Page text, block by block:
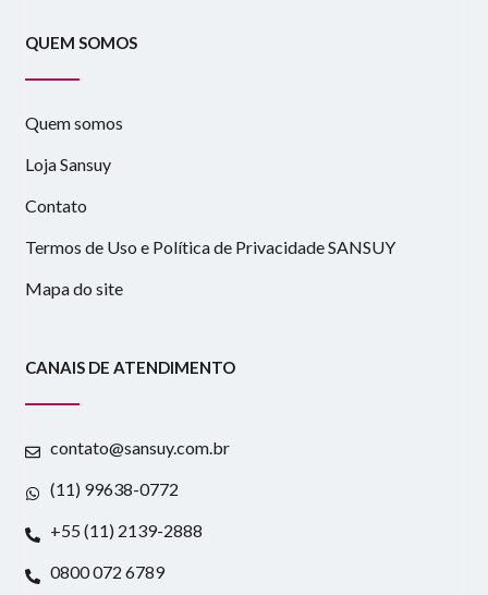
QUEM SOMOS
Quem somos
Loja Sansuy
Contato
Termos de Uso e Política de Privacidade SANSUY
Mapa do site
CANAIS DE ATENDIMENTO
contato@sansuy.com.br
(11) 99638-0772
+55 (11) 2139-2888
0800 072 6789